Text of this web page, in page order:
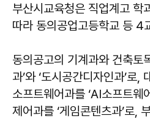
부산시교육청은 직업계고 학
따라 동의공업고등학교 등 4
동의공고의 기계과와 건축토
과’와 ‘도시공간디자인과’로,
소프트웨어과를 ‘AI소프트웨
제어과를 ‘게임콘텐츠과’로,